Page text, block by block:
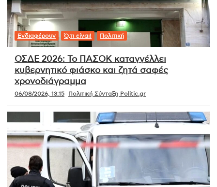
Ενδιαφέρουν Ό,τι είναι! Πολιτική
ΟΣΔΕ 2026: Το ΠΑΣΟΚ καταγγέλλει
κυβερνητικό φιάσκο και ζητά σαφές
χρονοδιάγραμμα
06/08/2026, 13:15 Πολιτική Σύνταξη Politic.gr